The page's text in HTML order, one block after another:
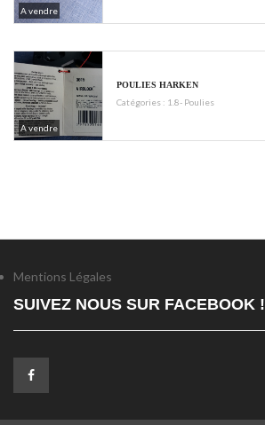
A vendre
A vendre
POULIES HARKEN
Catégories : 1.8- Poulies
Mentions Légales
SUIVEZ NOUS SUR FACEBOOK !